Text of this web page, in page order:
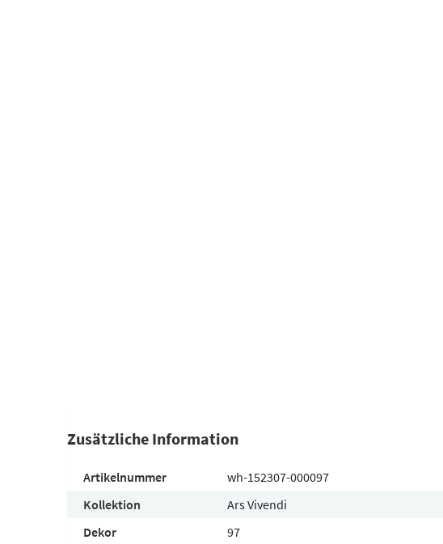
Zusätzliche Information
Artikelnummer
wh-152307-000097
Kollektion
Ars Vivendi
Dekor
97